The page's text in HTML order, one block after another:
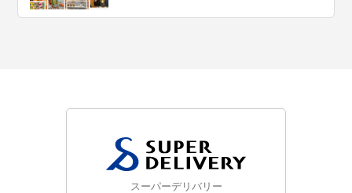
スーパーデリバリー